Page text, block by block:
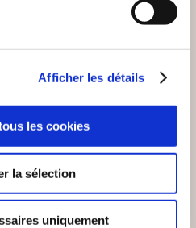
Afficher les détails
les cookies
la sélection
uniquement